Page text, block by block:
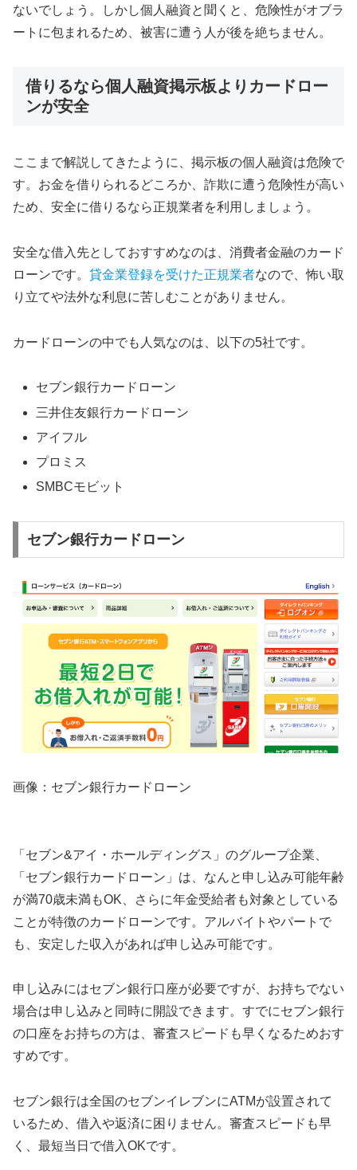
ないでしょう。しかし個人融資と聞くと、危険性がオブラ
ートに包まれるため、被害に遭う人が後を絶ちません。
借りるなら個人融資掲示板よりカードロー
ンが安全
ここまで解説してきたように、掲示板の個人融資は危険で
す。お金を借りられるどころか、詐欺に遭う危険性が高い
ため、安全に借りるなら正規業者を利用しましょう。
安全な借入先としておすすめなのは、消費者金融のカード
ローンです。 貸金業登録を受けた正規業者なので、怖い取
り立てや法外な利息に苦しむことがありません。
カードローンの中でも人気なのは、以下の5社です。
セブン銀行カードローン
三井住友銀行カードローン
アイフル
プロミス
SMBCモビット
セブン銀行カードローン
画像：セブン銀行カードローン
「セブン&アイ・ホールディングス」のグループ企業、
「セブン銀行カードローン」は、なんと申し込み可能年齢
が満70歳未満もOK、さらに年金受給者も対象としている
ことが特徴のカードローンです。アルバイトやパートで
も、安定した収入があれば申し込み可能です。
申し込みにはセブン銀行口座が必要ですが、お持ちでない
場合は申し込みと同時に開設できます。すでにセブン銀行
の口座をお持ちの方は、審査スピードも早くなるためおす
すめです。
セブン銀行は全国のセブンイレブンにATMが設置されて
いるため、借入や返済に困りません。審査スピードも早
く、最短当日で借入OKです。